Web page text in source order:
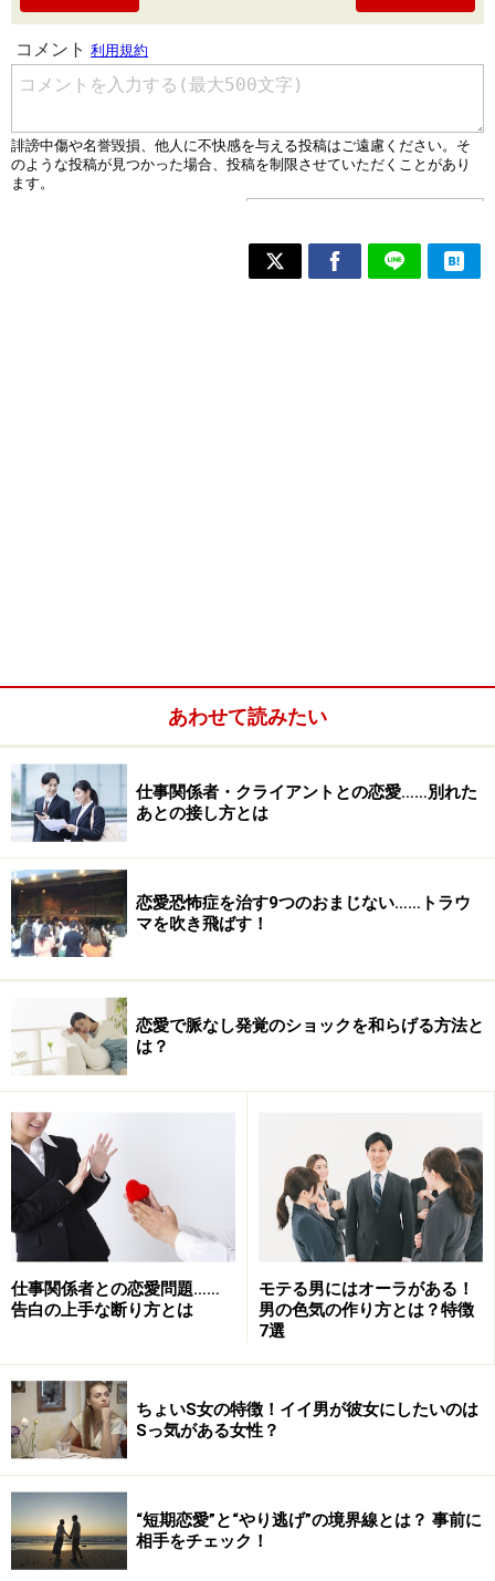
あわせて読みたい
仕事関係者・クライアントとの恋愛……別れた
あとの接し方とは
恋愛恐怖症を治す9つのおまじない……トラウ
マを吹き飛ばす！
恋愛で脈なし発覚のショックを和らげる方法と
は？
仕事関係者との恋愛問題……
告白の上手な断り方とは
モテる男にはオーラがある！
男の色気の作り方とは？特徴
7選
ちょいS女の特徴！イイ男が彼女にしたいのは
Sっ気がある女性？
“短期恋愛”と“やり逃げ”の境界線とは？ 事前に
相手をチェック！